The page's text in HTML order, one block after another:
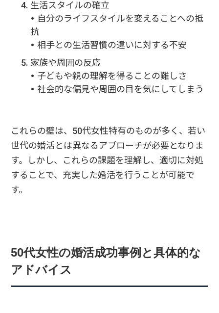
生活スタイルの確立
• 自分のライフスタイルを変えることへの抵
抗
• 相手との生活習慣の違いに対する不安
家族や周囲の反応
• 子どもや親の理解を得ることの難しさ
• 社会的な偏見や周囲の目を気にしてしまう
これらの壁は、50代女性特有のものが多く、若い
世代の婚活とは異なるアプローチが必要となりま
す。しかし、これらの課題を理解し、適切に対処
することで、充実した婚活を行うことが可能で
す。
50代女性の婚活成功事例と具体的な
アドバイス